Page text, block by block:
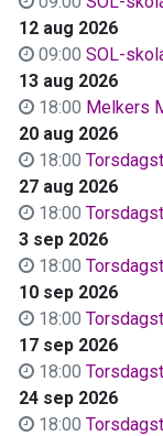
12 aug 2026
09:00 SOL-
13 aug 2026
18:00 Melkers
20 aug 2026
18:00
27 aug 2026
18:00
3 sep 2026
18:00
10 sep 2026
18:00
17 sep 2026
18:00
24 sep 2026
18:00